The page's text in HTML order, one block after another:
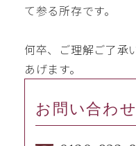
て参る所存です。
何卒、ご理解ご了承
あげます。
お問い合わせ